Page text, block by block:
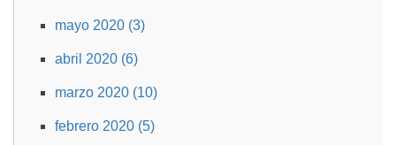
mayo 2020 (3)
abril 2020 (6)
marzo 2020 (10)
febrero 2020 (5)